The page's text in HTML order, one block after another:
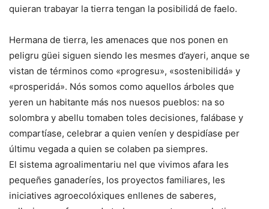
quieran trabayar la tierra tengan la posibilidá de faelo.
Hermana de tierra, les amenaces que nos ponen en
peligru güei siguen siendo les mesmes d’ayeri, anque se
vistan de términos como «progresu», «sostenibilidá» y
«prosperidá». Nós somos como aquellos árboles que
yeren un habitante más nos nuesos pueblos: na so
solombra y abellu tomaben toles decisiones, falábase y
compartíase, celebrar a quien veníen y despidíase per
últimu vegada a quien se colaben pa siempres.
El sistema agroalimentariu nel que vivimos afara les
pequeñes ganaderíes, los proyectos familiares, les
iniciatives agroecolóxiques enllenes de saberes,